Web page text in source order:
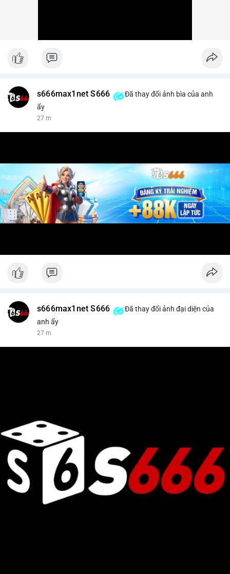
s666max1net S666
Đã thay đổi ảnh bìa của anh
ấy
27 m
s666max1net S666
Đã thay đổi ảnh đại diện của
anh ấy
27 m